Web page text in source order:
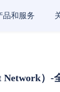
品和服务
）-